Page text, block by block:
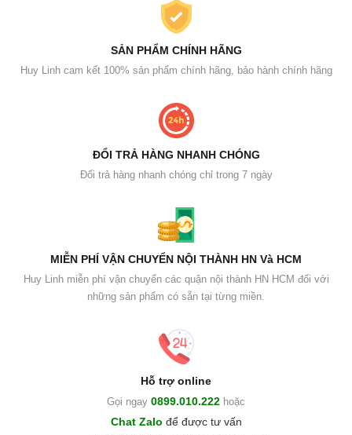
SẢN PHẨM CHÍNH HÃNG
Huy Linh cam kết 100% sản phẩm chính hãng, bảo hành chính hãng
ĐỔI TRẢ HÀNG NHANH CHÓNG
Đổi trả hàng nhanh chóng chỉ trong 7 ngày
MIỄN PHÍ VẬN CHUYỂN NỘI THÀNH HN Và HCM
Huy Linh miễn phí vận chuyển các quận nội thành HN HCM đối với
những sản phẩm có sẵn tại từng miền.
Hỗ trợ online
Gọi ngay 0899.010.222 hoặc
Chat Zalo để được tư vấn